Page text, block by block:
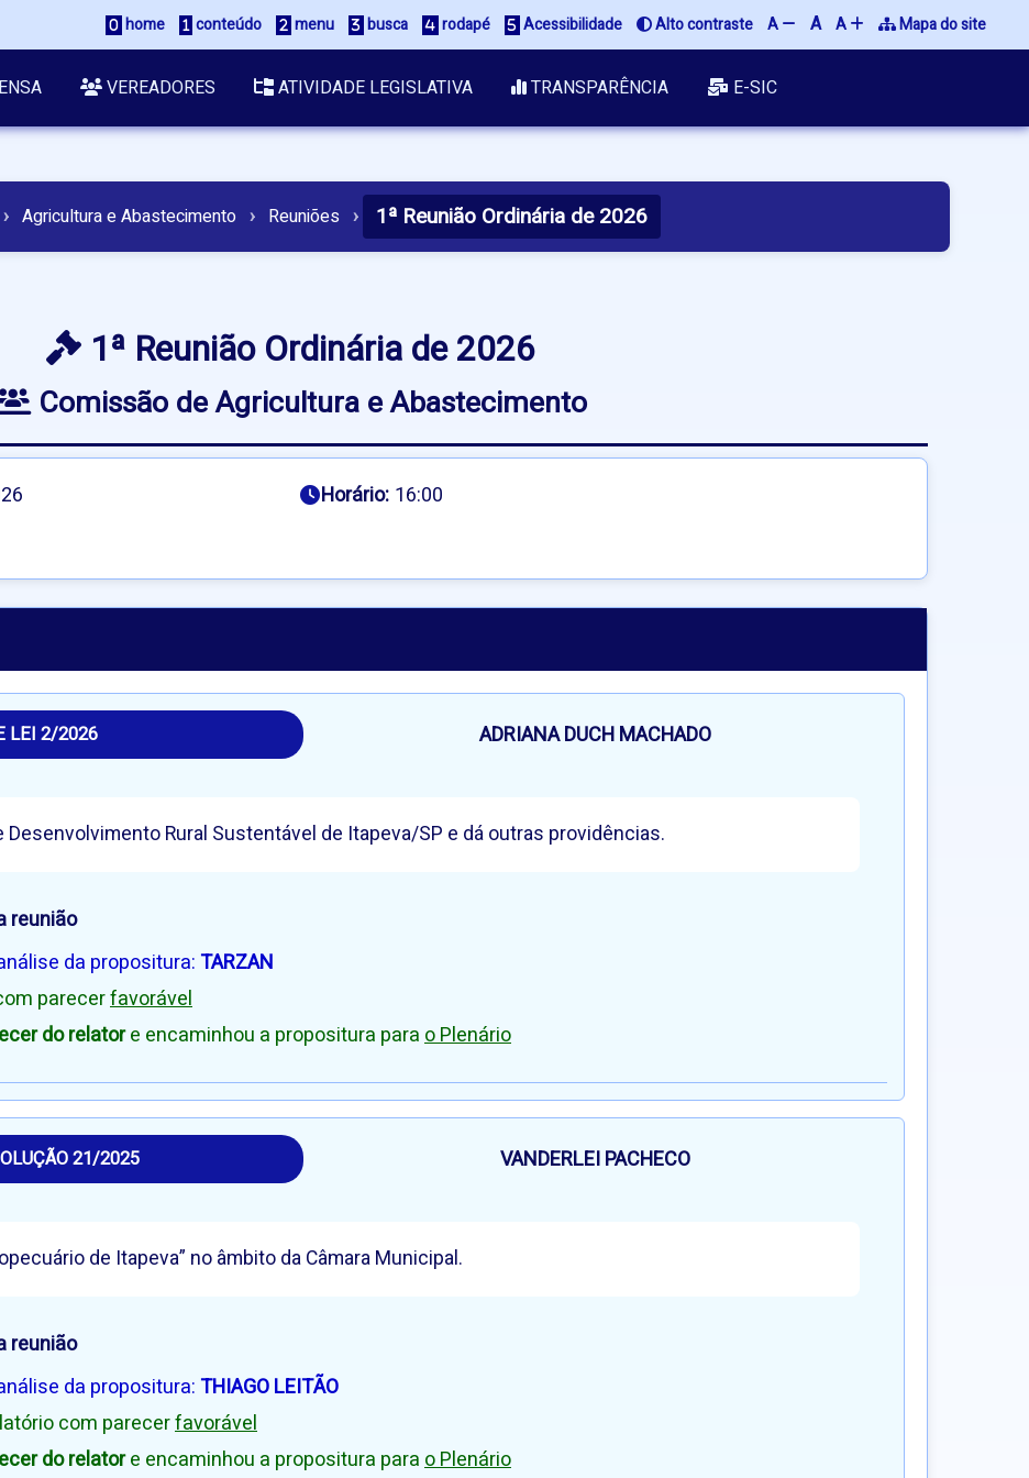
home conteúdo menu busca rodapé Acessibilidade Alto contraste A A A Mapa do site
VEREADORES ATIVIDADE LEGISLATIVA TRANSPARÊNCIA E-SIC
› Agricultura e Abastecimento › Reuniões › 1ª Reunião Ordinária de 2026
1ª Reunião Ordinária de 2026
Comissão de Agricultura e Abastecimento
Horário: 16:00
LEI 2/2026 ADRIANA DUCH MACHADO
Desenvolvimento Rural Sustentável de Itapeva/SP e dá outras providências.
reunião
da propositura:TARZAN
parecerfavorável
do relatore encaminhou a propositura parao Plenário
21/2025 VANDERLEI PACHECO
de Itapeva” no âmbito da Câmara Municipal.
reunião
da propositura:THIAGO LEITÃO
com parecerfavorável
do relatore encaminhou a propositura parao Plenário